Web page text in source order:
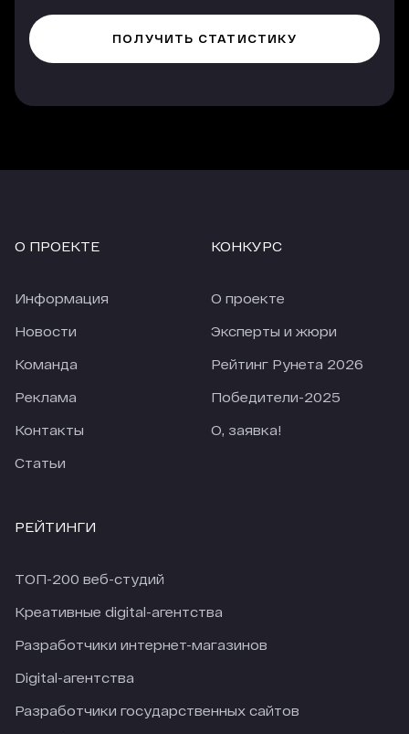
О ПРОЕКТЕ
Информация
Новости
Команда
Реклама
Контакты
Статьи
РЕЙТИНГИ
ТОП-200 веб-студий
Креативные digital-агентства
Разработчики интернет-магазинов
Digital-агентства
Разработчики государственных сайтов
КОНКУРС
О проекте
Эксперты и жюри
Рейтинг Рунета 2026
Победители-2025
О, заявка!